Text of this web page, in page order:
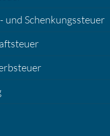
und Schenkungssteuer